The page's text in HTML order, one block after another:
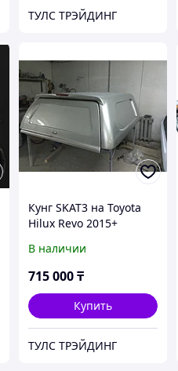
ТУЛС ТРЭЙДИНГ
Кунг SKAT3 на Toyota
Hilux Revo 2015+
В наличии
715 000 ₸
Купить
ТУЛС ТРЭЙДИНГ